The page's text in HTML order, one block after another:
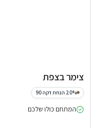
צימר בצפת
20% הנחת דקה 90
המתחם כולו שלכם